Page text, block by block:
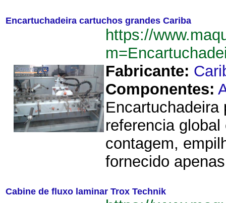
Encartuchadeira cartuchos grandes Cariba
https://
Fabricante:
Componentes:
Encartuchadeira
referencia
contagem,
fornecido
Cabine de fluxo laminar Trox Technik